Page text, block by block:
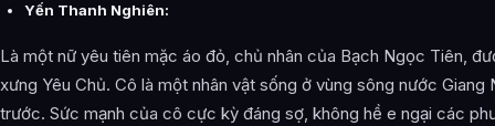
Yến Thanh Nghiên:
Là một nữ yêu tiên mặc áo đỏ, chủ nhân của Bạch Ngọc Tiên,
xưng Yêu Chủ. Cô là một nhân vật sống ở vùng sông nước Giang
trước. Sức mạnh của cô cực kỳ đáng sợ, không hề e ngại các